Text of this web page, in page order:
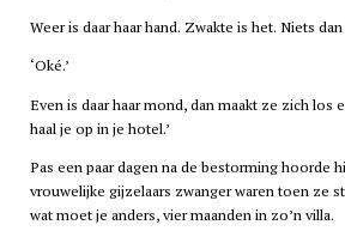
Weer is daar haar hand. Zwakte is het. Niets dan
‘Oké.’
Even is daar haar mond, dan maakt ze zich los
haal je op in je hotel.’
Pas een paar dagen na de bestorming hoorde
vrouwelijke gijzelaars zwanger waren toen ze
wat moet je anders, vier maanden in zo’n villa.